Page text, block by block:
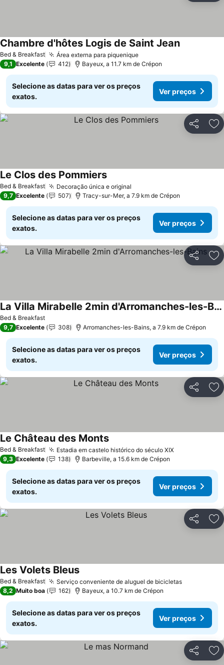
Bed & Breakfast Área externa para piqueniqueVer preços
Chambre d'hôtes Logis de Saint JeanVer preços
9,1 Excelente 412 Bayeux, a 11.7 km de Crépon
Selecione as datas para ver os preços
exatos.
Ver preços
Partilhar
Bed & Breakfast Decoração única e original
Le Clos des PommiersVer preços
9,7 Excelente 507 Tracy-sur-Mer, a 7.9 km de Crépon
Selecione as datas para ver os preços
exatos.
Ver preços
Partilhar
Bed & Breakfast
La Villa Mirabelle 2min d'Arromanches-les-Bains
Ver preços
9,7 Excelente 308 Arromanches-les-Bains, a 7.9 km de Crépon
Selecione as datas para ver os preços
exatos.
Ver preços
Partilhar
Bed & Breakfast Estadia em castelo histórico do século XIXVer preços
Le Château des MontsVer preços
9,3 Excelente 138 Barbeville, a 15.6 km de Crépon
Selecione as datas para ver os preços
exatos.
Ver preços
Partilhar
Bed & Breakfast Serviço conveniente de aluguel de bicicletasVer preços
Les Volets BleusVer preços
8,2 Muito boa 162 Bayeux, a 10.7 km de Crépon
Selecione as datas para ver os preços
exatos.
Ver preços
Partilhar